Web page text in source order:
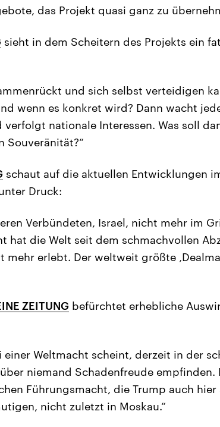
das Projekt quasi ganz zu
sieht in dem Scheitern des Projekts ein
und sich selbst verteidigen
wenn es konkret wird? Dann wacht
nationale Interessen. Was soll
Souveränität?“
schaut auf die aktuellen Entwicklungen
Druck:
Verbündeten, Israel, nicht mehr im
hat die Welt seit dem schmachvollen
mehr erlebt. Der weltweit größte
ZEITUNG befürchtet erhebliche
einer Weltmacht scheint, derzeit in der
niemand Schadenfreude empfinden.
Führungsmacht, die Trump auch hier
nicht zuletzt in Moskau.“